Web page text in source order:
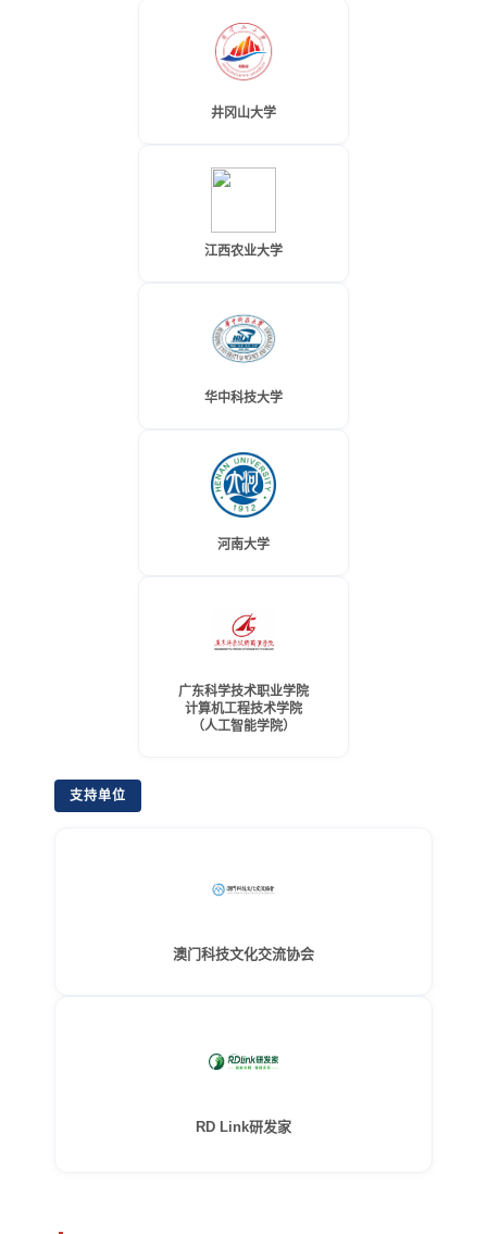
井冈山大学
江西农业大学
华中科技大学
河南大学
广东科学技术职业学院
计算机工程技术学院
（人工智能学院）
支持单位
澳门科技文化交流协会
RD Link研发家